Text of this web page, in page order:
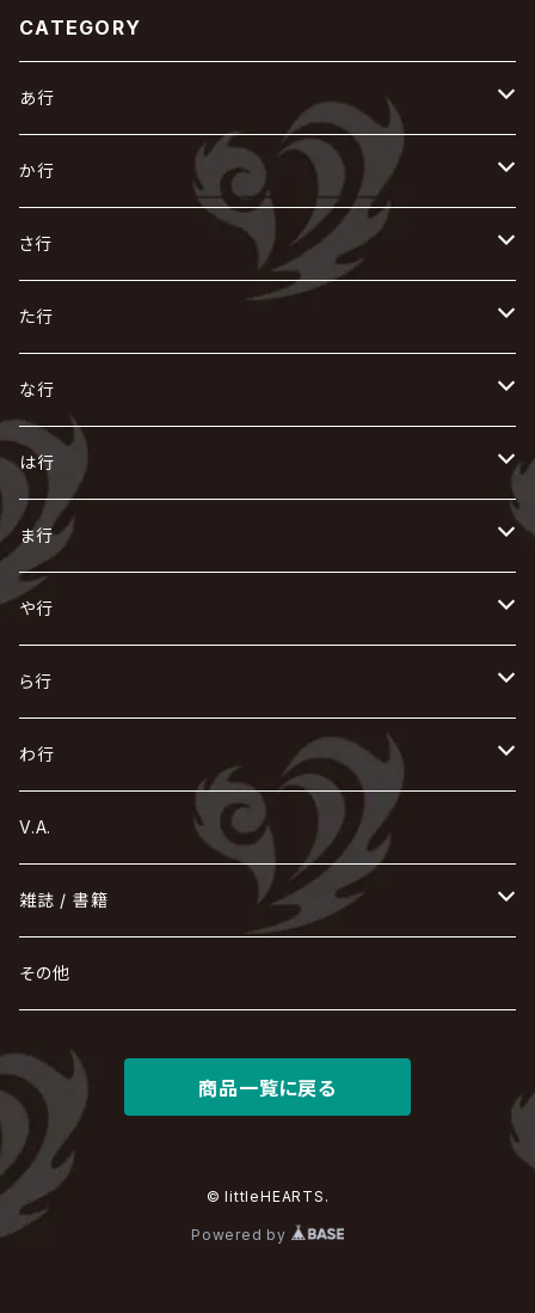
CATEGORY
あ行
あ
R指定
AIOLIN
AKIHIDE
ACME / アクメ
浅葱 / ASAGI
Azavana
Acid Black Cherry
アリス九號. / ALICE NINE. / A9
有村竜太朗
ΛrlequiΩ / アルルカン
い
IKUO
exist†trace
生熊耕治
Initial'L
INORAN
色々な十字架
168 / 葵-168-
う
VIRGE / ヴァージュ
Waive
Versailles
Verde/
え
ACE OF SPADES
X JAPAN
LSN / The LEGENDARY SIX NINE
お
AURORIZE
OFIAM
か行
か
怪人二十面奏
Kαin
kein
GACKT
KAKUMAY
the GazettE
GOTCHAROCKA
cali≠gari
河村隆一
き
KISAKI
キズ
KiD
gives
KIRITO / キリト
己龍
く
Crack6
グラビティ
GRIMOIRE
黒夢
け
[ kei ] / 圭
仮病
こ
GOATBED
ゴールデンボンバー
さ行
さ
ザアザア
The THIRTEEN
Psycho le Cému
櫻井敦司
XANVALA
し
Zeke Deux
Z CLEAR
SEESAW
ジグソウ
シド
JAKIGAN MEISTER
Chanty
Janne Da Arc
す
Z CLEAR
超ジャシー
SPLENDID GOD GIRAFFE
SLAPSLY / CHIYU
せ
ゼラ
零[Hz]
そ
SOPHIA
ZOMBIE / ぞんび
た行
た
DASEIN
DAIGO
ダウト
逹瑯
DAVID / SUI / 縁
DARRELL
ち
CHAQLA.
つ
て
D
DIAURA
DEXCORE
TAKE NO BREAK
DEZERT
と
東京花嫁
Tourbillon
Dolly
TЯicKY
な行
な
NIGHTMARE
NAZARE
に
NiEL
NICOLAS
ぬ
nurié
ね
NETH PRIERE CAIN
NEVERLAND
の
NoGoD
NOCTURNAL BLOODLUST
は行
は
heidi.
H.U.G
薔薇の宮殿
BAROQUE
ひ
HERO
美炎-BIEN-
HIDE-ZOU
ビバラッシュ
ふ
Far East Dizain
Fatüm
Plastic Tree
Frantic EMIRY
Blu-BiLLioN
へ
BabyKingdom
THE BEETHOVEN
HELLBROTH / ヘルブロス
The Benjamin
ペンタゴン
ほ
POIDOL
HOLLOWGRAM
ま行
ま
THE MICRO HEAD 4N'S
MAO / マオ from SID
マツタケワークス
摩天楼オペラ
THE MADNA
み
未完成アリス
ミスイ
美良政次
MIRAGE
む
MUCC / ムック
め
メトロノーム
MERRY / メリー
も
THE MORTAL
最上川司
や行
や
ヤミテラ / 外道反逆者ヤミテラ
ゆ
YUKIYA / 藤田幸也
ユナイト
よ
ら行
ら
rice
Rides In ReVellion
La'veil MizeriA
LAB.THE BASEMENT / ラボ ザ ベヰスメント
RAN / 蘭
り
Leetspeak monsters
Ricky
RENAME
LIBRAVEL / リブラヴェル
る
Ruiza
LUNA SEA
れ
the Raid.
REIGN
Royz
Rorschach.inc
わ行
わ
wyse
我が為
V.A.
雑誌 / 書籍
hévn
その他
商品一覧に戻る
© littleHEARTS.
Powered by